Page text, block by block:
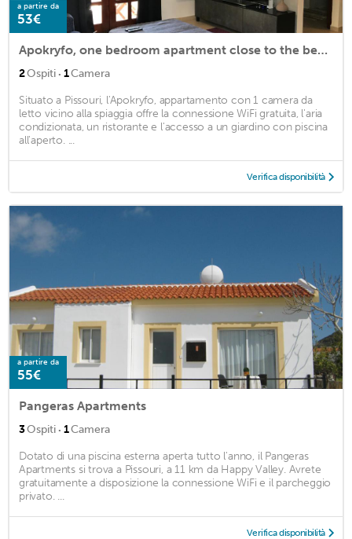
a partire da
53€
Apokryfo, one bedroom apartment close to the beach
2Ospiti · 1Camera
Situato a Pissouri, l'Apokryfo, appartamento con 1 camera da
letto vicino alla spiaggia offre la connessione WiFi gratuita, l'aria
condizionata, un ristorante e l'accesso a un giardino con piscina
all'aperto. ...
Verifica disponibilità
a partire da
55€
Pangeras Apartments
3Ospiti · 1Camera
Dotato di una piscina esterna aperta tutto l'anno, il Pangeras
Apartments si trova a Pissouri, a 11 km da Happy Valley. Avrete
gratuitamente a disposizione la connessione WiFi e il parcheggio
privato. ...
Verifica disponibilità